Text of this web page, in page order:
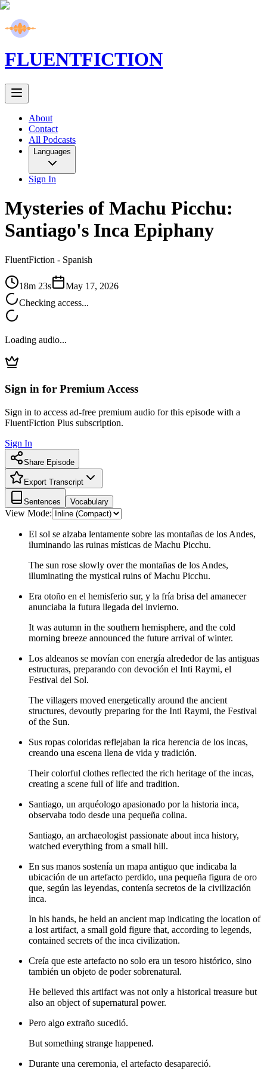
FLUENTFICTION
About
Contact
All Podcasts
Languages
Sign In
Mysteries of Machu Picchu:
Santiago's Inca Epiphany
FluentFiction - Spanish
18m 23s
May 17, 2026
Checking access...
Loading audio...
Sign in for Premium Access
Sign in to access ad-free premium audio for this episode with a
FluentFiction Plus subscription.
Sign In
Share Episode
Export Transcript
Sentences Vocabulary
View Mode:
El sol se alzaba lentamente sobre las montañas de los Andes,
iluminando las ruinas místicas de Machu Picchu.
The sun rose slowly over the montañas de los Andes,
illuminating the mystical ruins of Machu Picchu.
Era otoño en el hemisferio sur, y la fría brisa del amanecer
anunciaba la futura llegada del invierno.
It was autumn in the southern hemisphere, and the cold
morning breeze announced the future arrival of winter.
Los aldeanos se movían con energía alrededor de las antiguas
estructuras, preparando con devoción el Inti Raymi, el
Festival del Sol.
The villagers moved energetically around the ancient
structures, devoutly preparing for the Inti Raymi, the Festival
of the Sun.
Sus ropas coloridas reflejaban la rica herencia de los incas,
creando una escena llena de vida y tradición.
Their colorful clothes reflected the rich heritage of the incas,
creating a scene full of life and tradition.
Santiago, un arquéologo apasionado por la historia inca,
observaba todo desde una pequeña colina.
Santiago, an archaeologist passionate about inca history,
watched everything from a small hill.
En sus manos sostenía un mapa antiguo que indicaba la
ubicación de un artefacto perdido, una pequeña figura de oro
que, según las leyendas, contenía secretos de la civilización
inca.
In his hands, he held an ancient map indicating the location of
a lost artifact, a small gold figure that, according to legends,
contained secrets of the inca civilization.
Creía que este artefacto no solo era un tesoro histórico, sino
también un objeto de poder sobrenatural.
He believed this artifact was not only a historical treasure but
also an object of supernatural power.
Pero algo extraño sucedió.
But something strange happened.
Durante una ceremonia, el artefacto desapareció.